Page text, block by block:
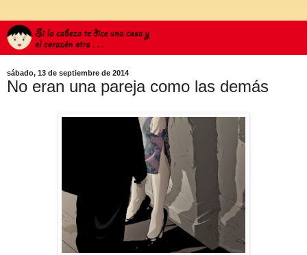
sábado, 13 de septiembre de 2014
No eran una pareja como las demás